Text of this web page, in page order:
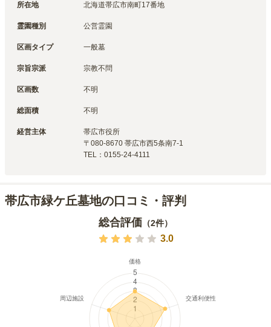
所在地 北海道帯広市南町17番地
霊園種別 公営霊園
区画タイプ 一般墓
宗旨宗派 宗教不問
区画数 不明
総面積 不明
経営主体 帯広市役所
〒 080-8670 帯広市西5条南7-1
TEL： 0155-24-4111
帯広市緑ケ丘墓地の口コミ・評判
総合評価 （2件）
3.0